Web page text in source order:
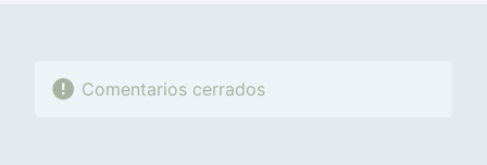
Comentarios cerrados